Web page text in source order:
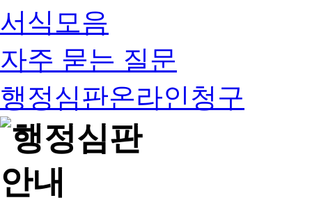
서식모음
자주 묻는 질문
행정심판온라인청구